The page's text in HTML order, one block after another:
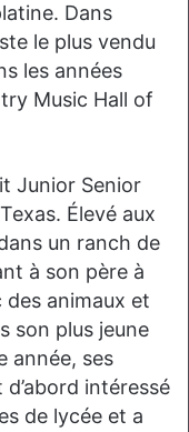
Dans
le plus vendu
les années
Music Hall of
Junior Senior
Élevé aux
un ranch de
à son père à
des animaux et
son plus jeune
année, ses
intéressé
de lycée et a